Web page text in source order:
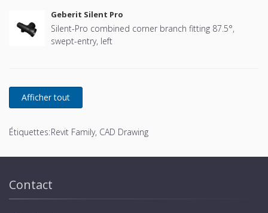
Geberit Silent Pro
Silent-Pro combined corner branch fitting 87.5°,
swept-entry, left
Étiquettes:Revit Family, CAD Drawing
Contact